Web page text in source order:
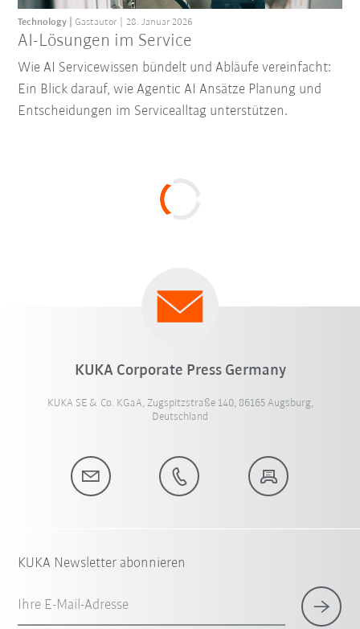
AI-Lösungen im Service
Technology Gastautor 28. Januar 2026
Wie AI Servicewissen bündelt und Abläufe vereinfacht:
Ein Blick darauf, wie Agentic AI Ansätze Planung und
Entscheidungen im Servicealltag unterstützen.
KUKA Corporate Press Germany
KUKA SE & Co. KGaA, Zugspitzstraße 140, 86165 Augsburg,
Deutschland
KUKA Newsletter abonnieren
Ihre E-Mail-Adresse